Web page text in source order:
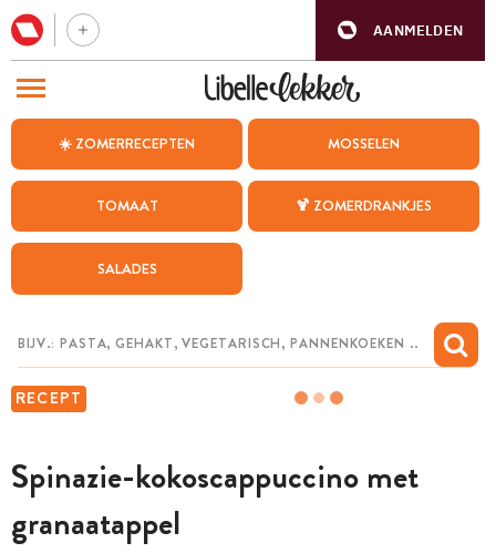
AANMELDEN
☀️ ZOMERRECEPTEN MOSSELEN
TOMAAT 🍹 ZOMERDRANKJES
SALADES
RECEPT
Spinazie-kokoscappuccino met
granaatappel
BEZOEK ONZE ANDERE WEBSITES
WEEKMENU
CHAT MET MAIA
MIJN BEWAARDE RECEPTEN